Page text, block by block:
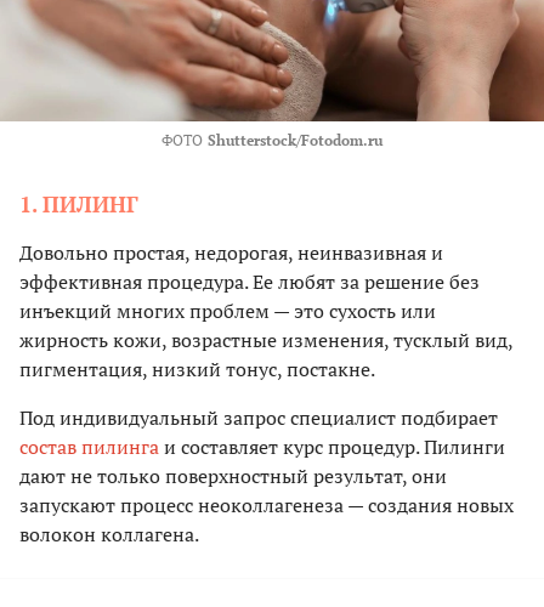
ФОТО Shutterstock/Fotodom.ru
1. ПИЛИНГ
Довольно простая, недорогая, неинвазивная и
эффективная процедура. Ее любят за решение без
инъекций многих проблем — это сухость или
жирность кожи, возрастные изменения, тусклый вид,
пигментация, низкий тонус, постакне.
Под индивидуальный запрос специалист подбирает
состав пилингаи составляет курс процедур. Пилинги
дают не только поверхностный результат, они
запускают процесс неоколлагенеза — создания новых
волокон коллагена.